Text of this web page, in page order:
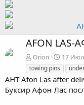
AFON
Orion 17
towing pins
AHT Afon Las after
Буксир Афон Лас